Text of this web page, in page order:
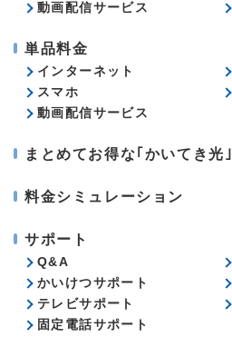
動画配信サービス
単品料金
インターネット
スマホ
動画配信サービス
まとめてお得な｢かいてき光｣
料金シミュレーション
サポート
Q&A
かいけつサポート
テレビサポート
固定電話サポート